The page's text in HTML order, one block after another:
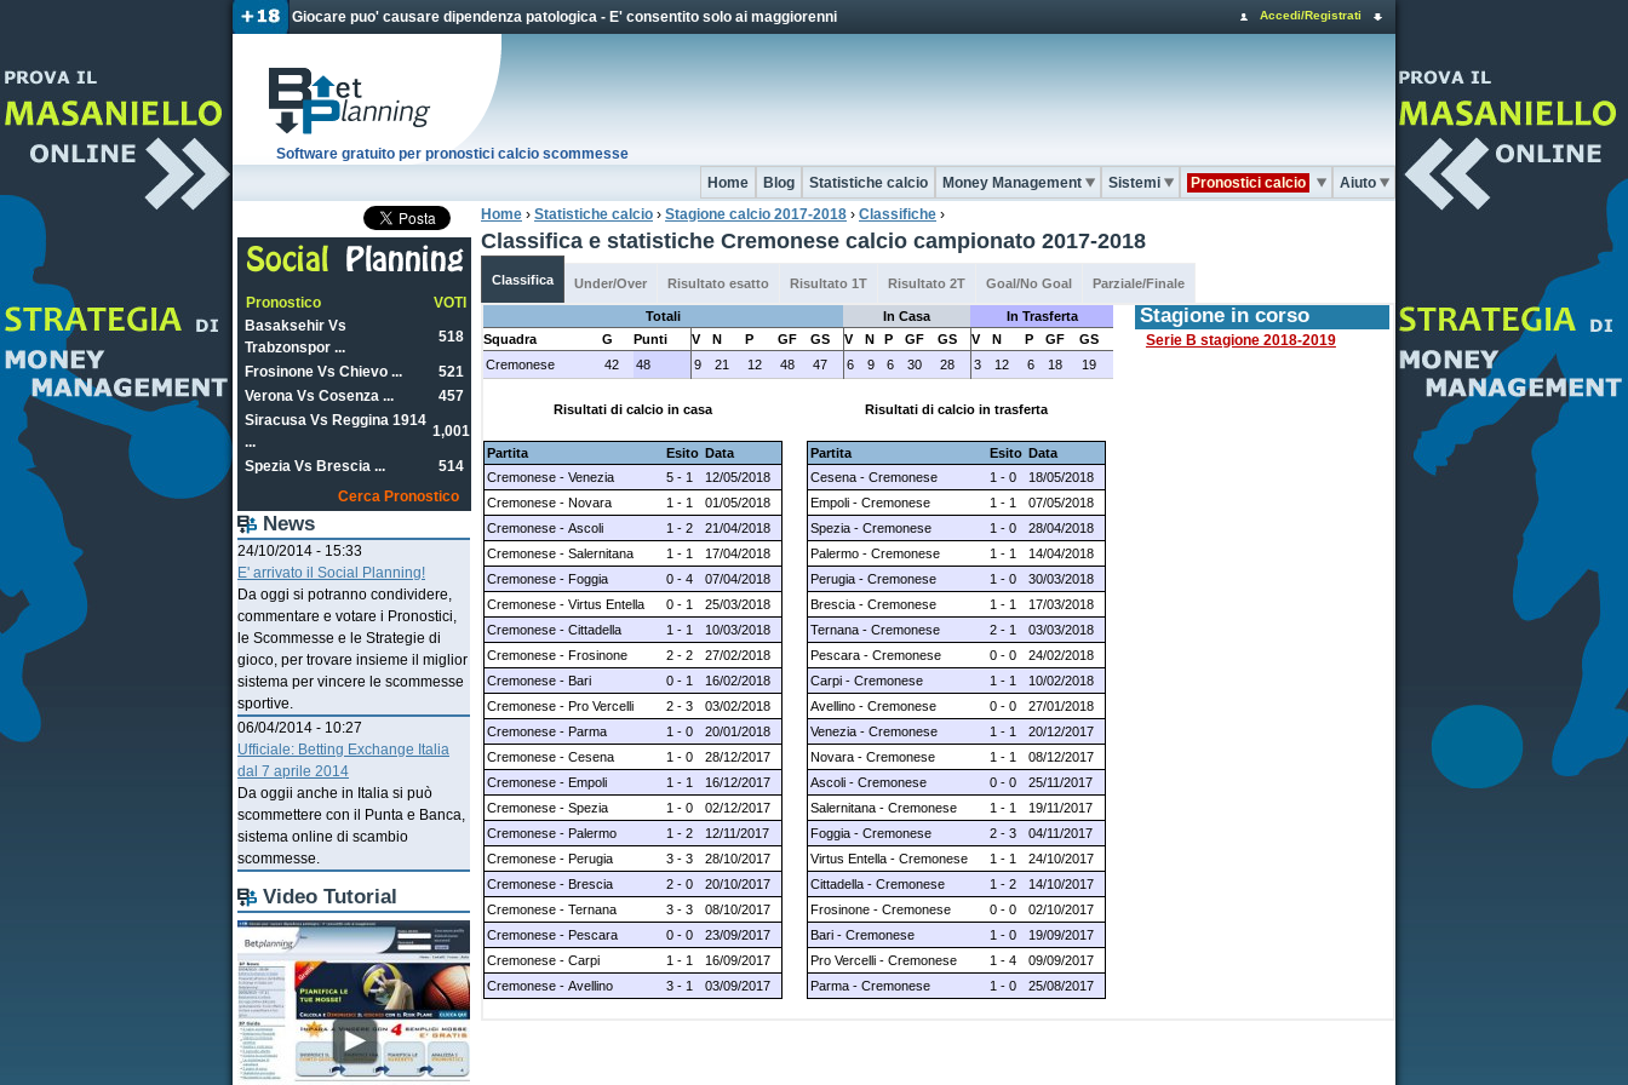
Jump to Navigation
Giocare puo' causare dipendenza patologica - E' consentito solo ai maggiorenni
Software gratuito per pronostici calcio scommesse
Accedi/Registrati
Home Blog Statistiche calcio Money Management Sistemi Pronostici calcio Aiuto
Tu sei qui
Home › Statistiche calcio › Stagione calcio 2017-2018 › Classifiche ›
Classifica e statistiche Cremonese calcio campionato 2017-2018
Classifica Under/Over Risultato esatto Risultato 1T Risultato 2T Goal/No Goal Parziale/Finale
Totali In Casa
In Trasferta
Squadra
G Punti V N P GF GS V N P GF GS V N P GF
GS
Cremonese
42 48 9 21 12 48 47 6 9 6 30 28 3 12 6 18 19
Risultati di calcio in casa
Partita Esito Data
Cremonese - Venezia
5 - 1
12/05/2018
Cremonese - Novara
1 - 1
01/05/2018
Cremonese - Ascoli
1 - 2
21/04/2018
Cremonese - Salernitana
1 - 1
17/04/2018
Cremonese - Foggia
0 - 4
07/04/2018
Cremonese - Virtus Entella
0 - 1
25/03/2018
Cremonese - Cittadella
1 - 1
10/03/2018
Cremonese - Frosinone
2 - 2
27/02/2018
Cremonese - Bari
0 - 1
16/02/2018
Cremonese - Pro Vercelli
2 - 3
03/02/2018
Cremonese - Parma
1 - 0
20/01/2018
Cremonese - Cesena
1 - 0
28/12/2017
Cremonese - Empoli
1 - 1
16/12/2017
Cremonese - Spezia
1 - 0
02/12/2017
Cremonese - Palermo
1 - 2
12/11/2017
Cremonese - Perugia
3 - 3
28/10/2017
Cremonese - Brescia
2 - 0
20/10/2017
Cremonese - Ternana
3 - 3
08/10/2017
Cremonese - Pescara
0 - 0
23/09/2017
Cremonese - Carpi
1 - 1
16/09/2017
Cremonese - Avellino
3 - 1 03/09/2017
Risultati di calcio in trasferta
Partita Esito Data
Cesena - Cremonese
1 - 0
18/05/2018
Empoli - Cremonese
1 - 1
07/05/2018
Spezia - Cremonese
1 - 0
28/04/2018
Palermo - Cremonese
1 - 1
14/04/2018
Perugia - Cremonese
1 - 0
30/03/2018
Brescia - Cremonese
1 - 1
17/03/2018
Ternana - Cremonese
2 - 1
03/03/2018
Pescara - Cremonese
0 - 0
24/02/2018
Carpi - Cremonese
1 - 1
10/02/2018
Avellino - Cremonese
0 - 0
27/01/2018
Venezia - Cremonese
1 - 1
20/12/2017
Novara - Cremonese
1 - 1
08/12/2017
Ascoli - Cremonese
0 - 0
25/11/2017
Salernitana - Cremonese
1 - 1
19/11/2017
Foggia - Cremonese
2 - 3
04/11/2017
Virtus Entella - Cremonese
1 - 1
24/10/2017
Cittadella - Cremonese
1 - 2
14/10/2017
Frosinone - Cremonese
0 - 0
02/10/2017
Bari - Cremonese
1 - 0
19/09/2017
Pro Vercelli - Cremonese
1 - 4
09/09/2017
Parma - Cremonese
1 - 0 25/08/2017
Stagione in corso
Serie B stagione 2018-2019
Pronostico
VOTI
Basaksehir Vs
Trabzonspor ...
518
Frosinone Vs Chievo ...
521
Verona Vs Cosenza ...
457
Siracusa Vs Reggina 1914
...
1,001
Spezia Vs Brescia ...
514
Cerca Pronostico
News
24/10/2014 - 15:33
E' arrivato il Social Planning!
Da oggi si potranno condividere,
commentare e votare i Pronostici,
le Scommesse e le Strategie di
gioco, per trovare insieme il miglior
sistema per vincere le scommesse
sportive.
06/04/2014 - 10:27
Ufficiale: Betting Exchange Italia
dal 7 aprile 2014
Da oggii anche in Italia si può
scommettere con il Punta e Banca,
sistema online di scambio
scommesse.
Video Tutorial